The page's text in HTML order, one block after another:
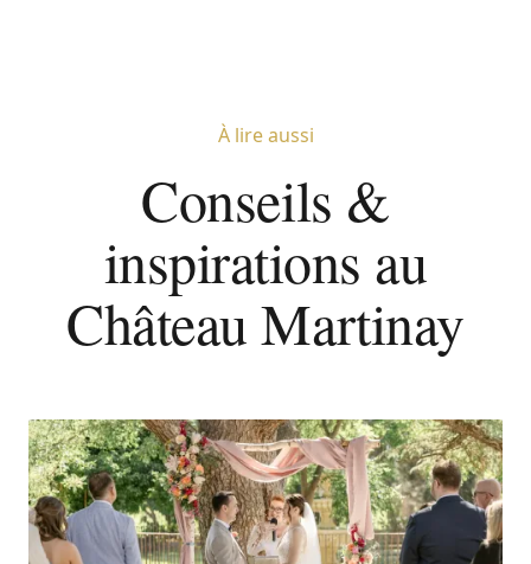
À lire aussi
Conseils &
inspirations au
Château Martinay